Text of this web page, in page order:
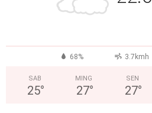
68% 3.7kmh
SAB
25°
MING
27°
SEN
27°